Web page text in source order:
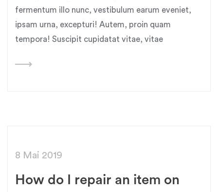
fermentum illo nunc, vestibulum earum eveniet,
ipsam urna, excepturi! Autem, proin quam
tempora! Suscipit cupidatat vitae, vitae
8 Mai 2019
How do I repair an item on